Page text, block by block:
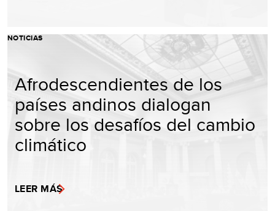
NOTICIAS
Afrodescendientes de los
países andinos dialogan
sobre los desafíos del cambio
climático
LEER MÁS